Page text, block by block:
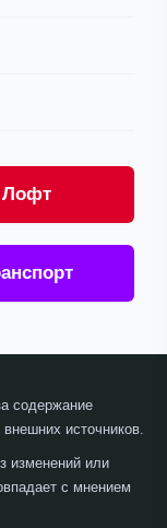
Лофт
содержание
источников.
изменений или
с мнением